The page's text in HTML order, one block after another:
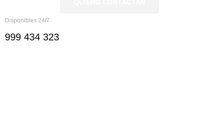
Disponibles 24/7
999 434 323